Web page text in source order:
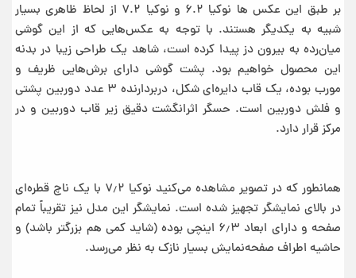
بر طبق این عکس ها نوکیا ۶.۲ و نوکیا ۷.۲ از لحاظ ظاهری بسیار
شبیه به‌ یکدیگر هستند. با توجه به عکس‌هایی که از این گوشی
میان‌رده به بیرون دز پیدا کرده است، شاهد یک طراحی زیبا در بدنه
این محصول خواهیم بود. پشت گوشی دارای برش‌هایی ظریف و
مورب بوده، یک قاب دایره‌ای شکل، دربردارنده ۳ عدد دوربین پشتی
و فلش دوربین است. حسگر اثرانگشت دقیق زیر قاب دوربین و در
مرکز قرار دارد.
همانطور که در تصویر مشاهده می‌کنید نوکیا ۷٫۲ با یک ناچ قطره‌ای
در بالای نمایشگر تجهیز شده است. نمایشگر این مدل نیز تقریباً تمام
صفحه و دارای ابعاد ۶٫۳ اینچی بوده (شاید کمی هم بزرگتر باشد) و
حاشیه اطراف صفحه‌نمایش بسیار نازک به نظر می‌رسد.